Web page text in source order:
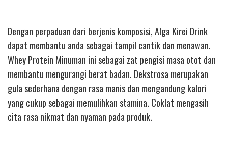
Dengan perpaduan dari berjenis komposisi, Alga Kirei Drink
dapat membantu anda sebagai tampil cantik dan menawan.
Whey Protein Minuman ini sebagai zat pengisi masa otot dan
membantu mengurangi berat badan. Dekstrosa merupakan
gula sederhana dengan rasa manis dan mengandung kalori
yang cukup sebagai memulihkan stamina. Coklat mengasih
cita rasa nikmat dan nyaman pada produk.